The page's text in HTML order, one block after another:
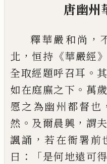
唐幽州
釋華嚴和尚 ，
北 ， 恒持 《華嚴經》
全取經題呼召耳 。
如在庭廡之下 。 萬
愿之為幽州都督也
然 。 及爾晨興 ， 謂
諷誦 ，若在衙署前
曰 ：「是何地遠可